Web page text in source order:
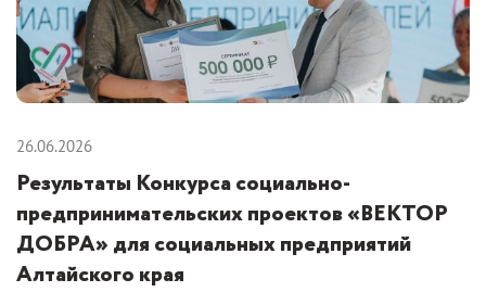
26.06.2026
Результаты Конкурса социально-
предпринимательских проектов «ВЕКТОР
ДОБРА» для социальных предприятий
Алтайского края